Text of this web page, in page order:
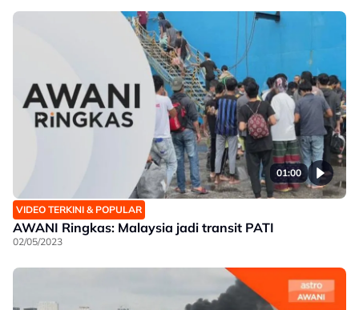
01:00
VIDEO TERKINI & POPULAR
AWANI Ringkas: Malaysia jadi transit PATI
02/05/2023